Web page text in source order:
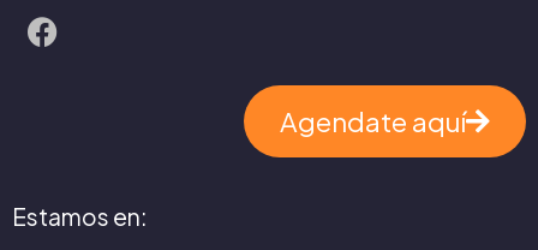
Agendate aquí
Estamos en: